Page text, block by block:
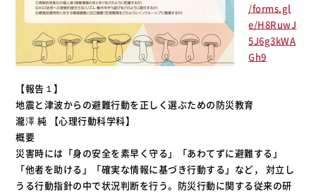
/forms.gl
e/H8RuwJ
5J6g3kWA
Gh9
【報告１】
地震と津波からの避難行動を正しく選ぶための防災教育
瀧澤 純 【心理行動科学科】
概要
災害時には「身の安全を素早く守る」「あわてずに避難する」
「他者を助ける」「確実な情報に基づき行動する」など， 対立し
うる行動指針の中で状況判断を行う。防災行動に関する従来の研